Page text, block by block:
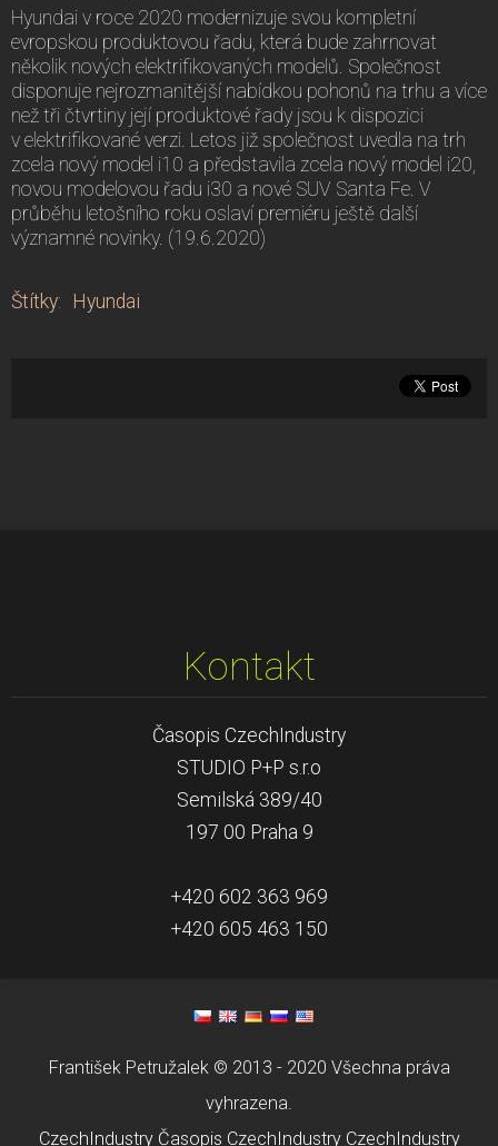
Hyundai v roce 2020 modernizuje svou kompletní
evropskou produktovou řadu, která bude zahrnovat
několik nových elektrifikovaných modelů. Společnost
disponuje nejrozmanitější nabídkou pohonů na trhu a více
než tři čtvrtiny její produktové řady jsou k dispozici
v elektrifikované verzi. Letos již společnost uvedla na trh
zcela nový model i10 a představila zcela nový model i20,
novou modelovou řadu i30 a nové SUV Santa Fe. V
průběhu letošního roku oslaví premiéru ještě další
významné novinky. (19.6.2020)
Štítky: Hyundai
Kontakt
Časopis CzechIndustry
STUDIO P+P s.r.o
Semilská 389/40
197 00 Praha 9
+420 602 363 969
+420 605 463 150
František Petružalek © 2013 - 2020 Všechna práva
vyhrazena.
CzechIndustry Časopis CzechIndustry CzechIndustry